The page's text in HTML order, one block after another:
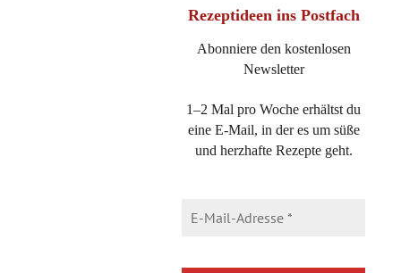
Rezeptideen ins Postfach
Abonniere den kostenlosen
Newsletter
1–2 Mal pro Woche erhältst du
eine E-Mail, in der es um süße
und herzhafte Rezepte geht.
WERBUNG – WERBELINK